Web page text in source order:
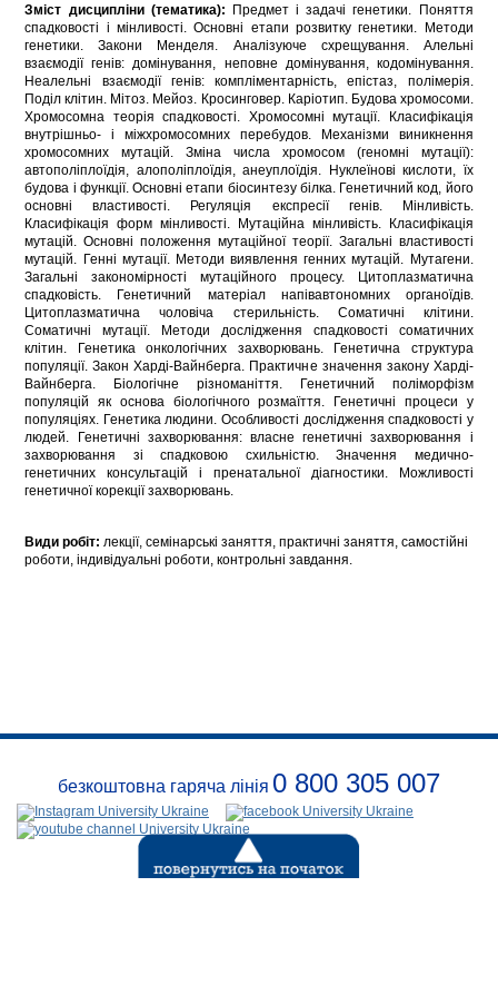
Зміст дисципліни (тематика): Предмет і задачі генетики. Поняття
спадковості і мінливості. Основні етапи розвитку генетики. Методи
генетики. Закони Менделя. Аналізуюче схрещування. Алельні
взаємодії генів: домінування, неповне домінування, кодомінування.
Неалельні взаємодії генів: компліментарність, епістаз, полімерія.
Поділ клітин. Мітоз. Мейоз. Кросинговер. Каріотип. Будова хромосоми.
Хромосомна теорія спадковості. Хромосомні мутації. Класифікація
внутрішньо- і міжхромосомних перебудов. Механізми виникнення
хромосомних мутацій. Зміна числа хромосом (геномні мутації):
автополіплоїдія, алополіплоїдія, анеуплоїдія. Нуклеїнові кислоти, їх
будова і функції. Основні етапи біосинтезу білка. Генетичний код, його
основні властивості. Регуляція експресії генів. Мінливість.
Класифікація форм мінливості. Мутаційна мінливість. Класифікація
мутацій. Основні положення мутаційної теорії. Загальні властивості
мутацій. Генні мутації. Методи виявлення генних мутацій. Мутагени.
Загальні закономірності мутаційного процесу. Цитоплазматична
спадковість. Генетичний матеріал напівавтономних органоїдів.
Цитоплазматична чоловіча стерильність. Соматичні клітини.
Соматичні мутації. Методи дослідження спадковості соматичних
клітин. Генетика онкологічних захворювань. Генетична структура
популяції. Закон Харді-Вайнберга. Практичне значення закону Харді-
Вайнберга. Біологічне різноманіття. Генетичний поліморфізм
популяцій як основа біологічного розмаїття. Генетичні процеси у
популяціях. Генетика людини. Особливості дослідження спадковості у
людей. Генетичні захворювання: власне генетичні захворювання і
захворювання зі спадковою схильністю. Значення медично-
генетичних консультацій і пренатальної діагностики. Можливості
генетичної корекції захворювань.
Види робіт: лекції, семінарські заняття, практичні заняття, самостійні
роботи, індивідуальні роботи, контрольні завдання.
безкоштовна гаряча лінія 0 800 305 007
Про
заклад